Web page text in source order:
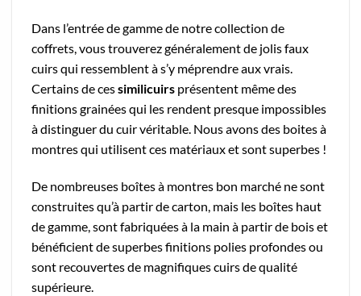
Dans l’entrée de gamme de notre collection de
coffrets, vous trouverez généralement de jolis faux
cuirs qui ressemblent à s’y méprendre aux vrais.
Certains de cessimilicuirs présentent même des
finitions grainées qui les rendent presque impossibles
à distinguer du cuir véritable. Nous avons des boites à
montres qui utilisent ces matériaux et sont superbes !
De nombreuses boîtes à montres bon marché ne sont
construites qu’à partir de carton, mais les boîtes haut
de gamme, sont fabriquées à la main à partir de bois et
bénéficient de superbes finitions polies profondes ou
sont recouvertes de magnifiques cuirs de qualité
supérieure.